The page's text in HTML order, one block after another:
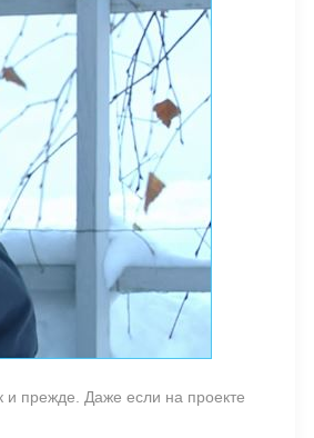
и прежде. Даже если на проекте